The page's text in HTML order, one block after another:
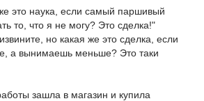
это наука, если самый паршивый
то, что я не могу? Это сделка!"
но какая же это сделка, если
а вынимаешь меньше? Это таки
зашла в магазин и купила